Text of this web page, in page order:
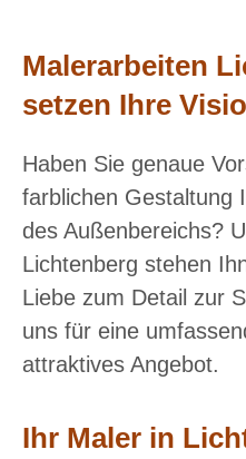
Malerarbeiten
setzen Ihre
Haben Sie genaue
farblichen Gestaltung
des Außenbereichs?
Lichtenberg stehen
Liebe zum Detail zur
uns für eine
attraktives Angebot.
Ihr Maler in